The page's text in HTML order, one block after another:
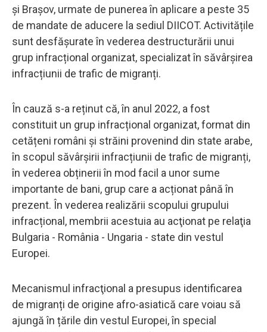
și Braşov, urmate de punerea în aplicare a peste 35
de mandate de aducere la sediul DIICOT. Activitățile
sunt desfășurate în vederea destructurării unui
grup infracțional organizat, specializat în săvârșirea
infracțiunii de trafic de migranți.
În cauză s-a reținut că, în anul 2022, a fost
constituit un grup infracțional organizat, format din
cetățeni români şi străini provenind din state arabe,
în scopul săvârșirii infracțiunii de trafic de migranți,
în vederea obținerii în mod facil a unor sume
importante de bani, grup care a acționat până în
prezent. În vederea realizării scopului grupului
infracțional, membrii acestuia au acţionat pe relaţia
Bulgaria - România - Ungaria - state din vestul
Europei.
Mecanismul infracţional a presupus identificarea
de migranți de origine afro-asiatică care voiau să
ajungă în țările din vestul Europei, în special